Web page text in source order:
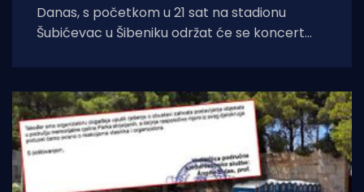
Danas, s početkom u 21 sat na stadionu
Šubićevac u Šibeniku održat će se koncert